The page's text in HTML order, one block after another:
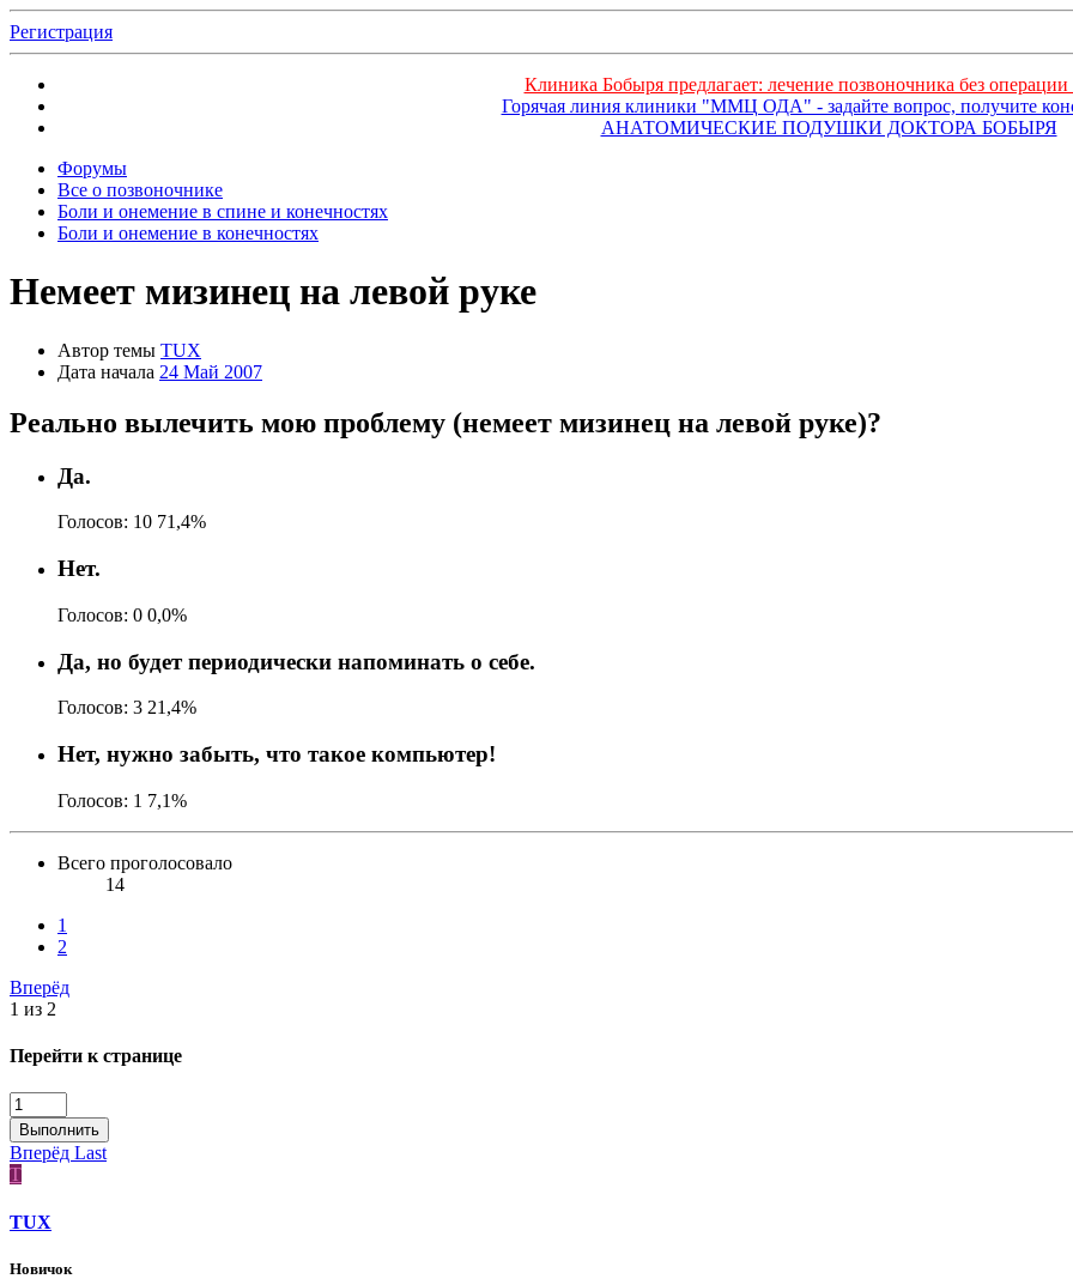
Регистрация
Клиника Бобыря предлагает: лечение позвоночника без
Горячая линия клиники "ММЦ ОДА" - задайте вопрос, получите
АНАТОМИЧЕСКИЕ ПОДУШКИ ДОКТОРА БОБЫРЯ
Форумы
Все о позвоночнике
Боли и онемение в спине и конечностях
Боли и онемение в конечностях
Немеет мизинец на левой руке
Автор темы TUX
Дата начала 24 Май 2007
Реально вылечить мою проблему (немеет мизинец на левой руке)?
Да.
Голосов: 10 71,4%
Нет.
Голосов: 0 0,0%
Да, но будет периодически напоминать о себе.
Голосов: 3 21,4%
Нет, нужно забыть, что такое компьютер!
Голосов: 1 7,1%
Всего проголосовало
14
1
2
Вперёд
1 из 2
Перейти к странице
Выполнить
Вперёд Last
T
TUX
Новичок